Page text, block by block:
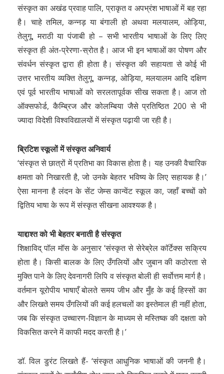
संस्कृत का अखंड प्रवाह पालि, प्राकृत व अपभ्रंश भाषाओं में बह रहा
है। चाहे तमिल, कन्नड़ या बंगाली हो अथवा मलयालम, ओड़िया,
तेलुगू, मराठी या पंजाबी हो – सभी भारतीय भाषाओं के लिए लिए
संस्कृत ही अंत-प्रेरणा-स्रोत है। आज भी इन भाषाओं का पोषण और
संवर्धन संस्कृत द्वारा ही होता है। संस्कृत की सहायता से कोई भी
उत्तर भारतीय व्यक्ति तेलुगू, कन्नड़, ओड़िया, मलयालम आदि दक्षिण
एवं पूर्व भारतीय भाषाओं को सरलतापूर्वक सीख सकता है। आज तो
ऑक्सफोर्ड, कैम्ब्रिज और कोलम्बिया जैसे प्रतिष्ठित 200 से भी
ज्यादा विदेशी विश्वविद्यालयों में संस्कृत पढ़ायी जा रही है।
ब्रिटिश स्कूलों में संस्कृत अनिवार्य
‘संस्कृत से छात्रों में प्रतिभा का विकास होता है। यह उनकी वैचारिक
क्षमता को निखारती है, जो उनके बेहतर भविष्य के लिए सहायक है।’
ऐसा मानना है लंदन के सेंट जेम्स कान्वेंट स्कूल का, जहाँ बच्चों को
द्वितिय भाषा के रूप में संस्कृत सीखना आवश्यक है।
याद्दाश्त को भी बेहतर बनाती है संस्कृत
शिक्षाविद् पॉल मॉस के अनुसार ‘संस्कृत से सेरेब्रेल कॉर्टेक्स सक्रिय
होता है। किसी बालक के लिए उँगलियों और जुबान की कठोरता से
मुक्ति पाने के लिए देवनागरी लिपि व संस्कृत बोली ही सर्वोत्तम मार्ग है।
वर्तमान यूरोपीय भाषाएँ बोलते समय जीभ और मुँह के कई हिस्सों का
और लिखते समय उँगलियों की कई हलचलों का इस्तेमाल ही नहीं होता,
जब कि संस्कृत उच्चारण-विज्ञान के माध्यम से मस्तिष्क की दक्षता को
विकसित करने में काफी मदद करती है।’
डॉ. विल डुरंट लिखते हैं- ‘संस्कृत आधुनिक भाषाओं की जननी है।